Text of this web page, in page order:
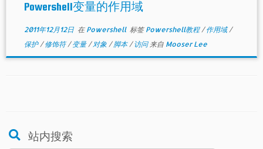
Powershell变量的作用域
2011年12月12日在 Powershell 标签Powershell教程/作用域/
保护/修饰符/变量/对象 /脚本/访问 来自 Mooser Lee
站内搜索